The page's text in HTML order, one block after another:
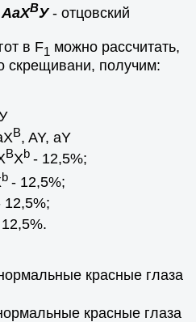
АаХВУ- отцовский
в F1 можно рассчитать,
скрещивани, получим:
B, AY, aY
BXb - 12,5%;
b - 12,5%;
12,5%;
.
красные глаза
красные глаза